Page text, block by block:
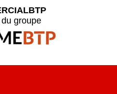
groupe